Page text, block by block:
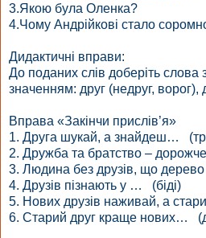
3.Якою була Оленка?
4.Чому Андрійкові стало
Дидактичні вправи:
До поданих слів доберіть слова
значенням: друг (недруг, ворог),
Вправа «Закінчи прислів’я»
1. Друга шукай, а знайдеш…
2. Дружба та братство –
3. Людина без друзів, що
4. Друзів пізнають у … (біді)
5. Нових друзів наживай, а
6. Старий друг краще нових…